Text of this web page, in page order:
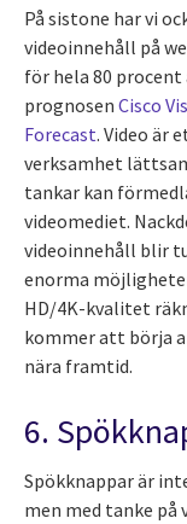
På sistone har vi
videoinnehåll på
för hela 80
prognosen Cisco
Forecast. Video är
verksamhet
tankar kan
videomediet.
videoinnehåll blir
enorma
HD/4K-kvalitet
kommer att börja
nära framtid.
6.
Spökknappar är
men med tanke